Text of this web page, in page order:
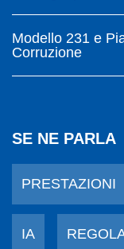
Modello 231 e
Corruzione
SE NE PARLA
PRESTAZIONI
IA